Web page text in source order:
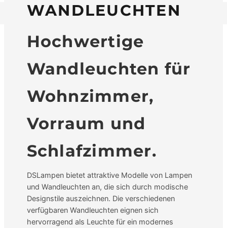
WANDLEUCHTEN
Hochwertige
Wandleuchten für
Wohnzimmer,
Vorraum und
Schlafzimmer.
DSLampen bietet attraktive Modelle von Lampen
und Wandleuchten an, die sich durch modische
Designstile auszeichnen. Die verschiedenen
verfügbaren Wandleuchten eignen sich
hervorragend als Leuchte für ein modernes